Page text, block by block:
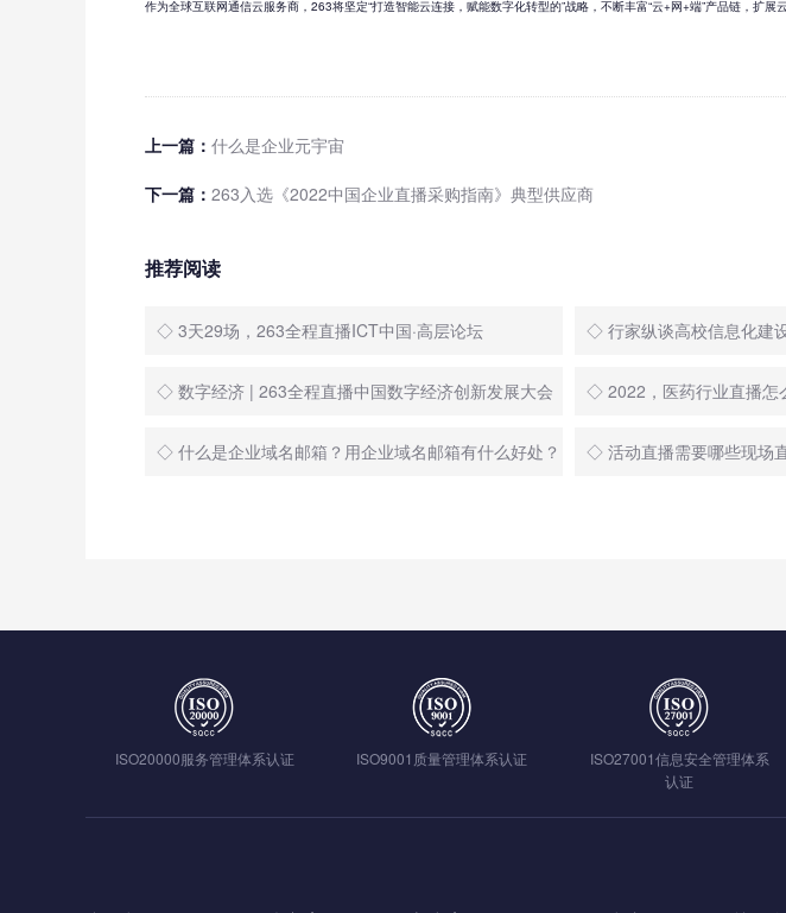
作为全球互联网通信云服务商，263将坚定“打造智能云连接，赋能数字化转型的”战略，不断丰富“云+网+端”产品链，扩
上一篇： 什么是企业元宇宙
下一篇： 263入选《2022中国企业直播采购指南》典型供应商
推荐阅读
◇ 3天29场，263全程直播ICT中国·高层论坛 ◇ 行家纵谈高校信息化建
◇ 数字经济 | 263全程直播中国数字经济创新发展大会 ◇ 2022，医药行业直播怎
◇ 什么是企业域名邮箱？用企业域名邮箱有什么好处？ ◇ 活动直播需要哪些现场
ISO20000服务管理体系认证 ISO9001质量管理体系认证
ISO27001信息安全管理体系
认证